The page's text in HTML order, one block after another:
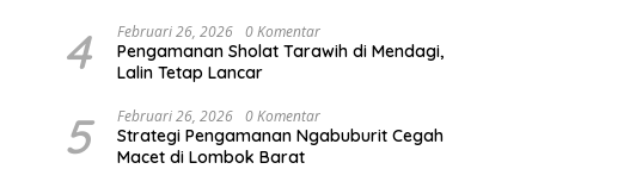
4 Februari 26, 2026 0 Komentar
Pengamanan Sholat Tarawih di Mendagi,
Lalin Tetap Lancar
5 Februari 26, 2026 0 Komentar
Strategi Pengamanan Ngabuburit Cegah
Macet di Lombok Barat